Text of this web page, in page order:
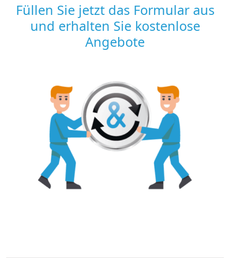
Füllen Sie jetzt das Formular aus
und erhalten Sie kostenlose
Angebote